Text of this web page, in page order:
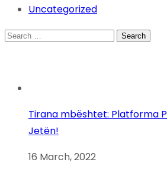
Uncategorized
Search
Tirana mbështet: Platforma
Jetën!
16 March, 2022